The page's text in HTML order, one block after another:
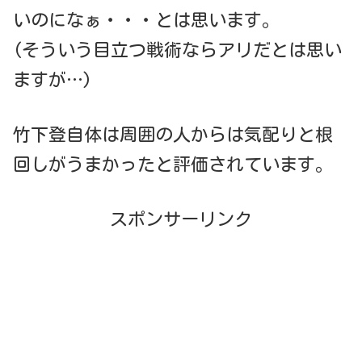
いのになぁ・・・とは思います。
(そういう目立つ戦術ならアリだとは思い
ますが…)
竹下登自体は周囲の人からは気配りと根
回しがうまかったと評価されています。
スポンサーリンク